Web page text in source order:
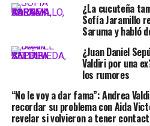
¿La cucuteña
Sofía Jaramillo
Saruma y habló
¿Juan Daniel
Valdiri por una
los rumores
“No le voy a dar fama”: Andrea
recordar su problema con Aida
revelar si volvieron a tener